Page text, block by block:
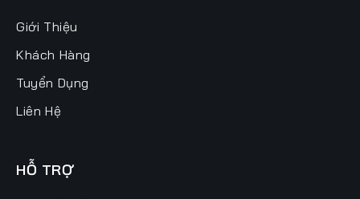
Giới Thiệu
Khách Hàng
Tuyển Dụng
Liên Hệ
HỖ TRỢ